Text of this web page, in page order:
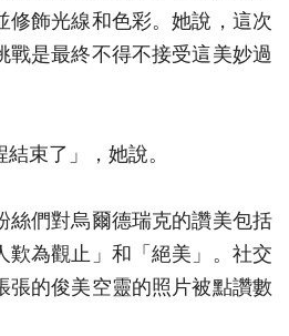
修飾光線和色彩。她說，這次
戰是最終不得不接受這美妙過
結束了」，她說。
絲們對烏爾德瑞克的讚美包括
歎為觀止」和「絕美」。社交
張的俊美空靈的照片被點讚數